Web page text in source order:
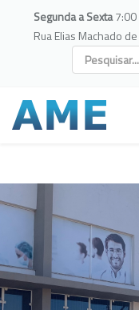
Segunda a Sexta
Rua Elias Machado